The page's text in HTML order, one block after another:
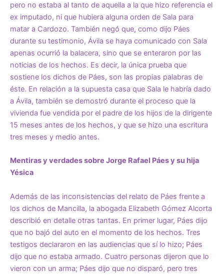
pero no estaba al tanto de aquella a la que hizo referencia el
ex imputado, ni que hubiera alguna orden de Sala para
matar a Cardozo. También negó que, como dijo Páes
durante su testimonio, Ávila se haya comunicado con Sala
apenas ocurrió la balacera, sino que se enteraron por las
noticias de los hechos. Es decir, la única prueba que
sostiene los dichos de Páes, son las propias palabras de
éste. En relación a la supuesta casa que Sala le habría dado
a Ávila, también se demostró durante el proceso que la
vivienda fue vendida por el padre de los hijos de la dirigente
15 meses antes de los hechos, y que se hizo una escritura
tres meses y medio antes.
Mentiras y verdades sobre Jorge Rafael Páes y su hija
Yésica
Además de las inconsistencias del relato de Páes frente a
los dichos de Mancilla, la abogada Elizabeth Gómez Alcorta
describió en detalle otras tantas. En primer lugar, Páes dijo
que no bajó del auto en el momento de los hechos. Tres
testigos declararon en las audiencias que sí lo hizo; Páes
dijo que no estaba armado. Cuatro personas dijeron que lo
vieron con un arma; Páes dijo que no disparó, pero tres